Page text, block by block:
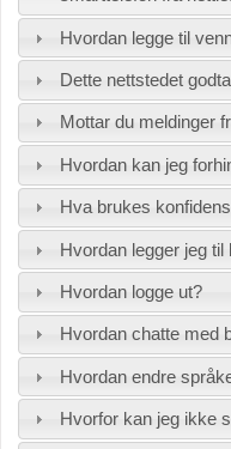
Hvordan legge til
Dette nettstedet
Mottar du meldinger
Hvordan kan jeg
Hva brukes
Hvordan legger jeg
Hvordan logge ut?
Hvordan chatte med
Hvordan endre
Hvorfor kan jeg ikke